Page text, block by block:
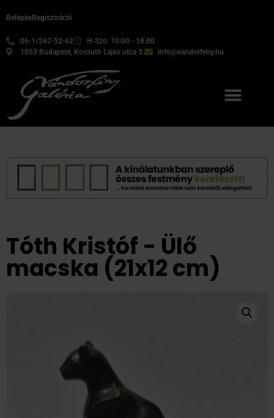
06-1/267-52-62
H-Szo: 10:00 - 18:00
1053 Budapest, Kossuth Lajos utca 3.
info@vandorfeny.hu
BelépésRegisztráció
Tóth Kristóf - Ülő
macska (21x12 cm)